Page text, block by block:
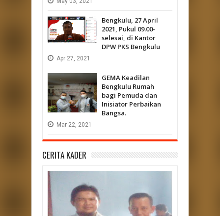
Bengkulu, 27 April
2021, Pukul 09.00-
selesai, di Kantor
DPW PKS Bengkulu
Apr 27, 2021
GEMA Keadilan
Bengkulu Rumah
bagi Pemuda dan
Inisiator Perbaikan
Bangsa.
Mar 22, 2021
CERITA KADER